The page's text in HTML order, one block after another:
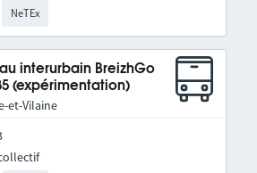
NeTEx
interurbain BreizhGo
(expérimentation)
et-Vilaine